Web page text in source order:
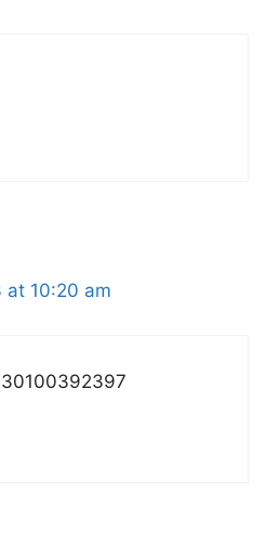
at 10:20 am